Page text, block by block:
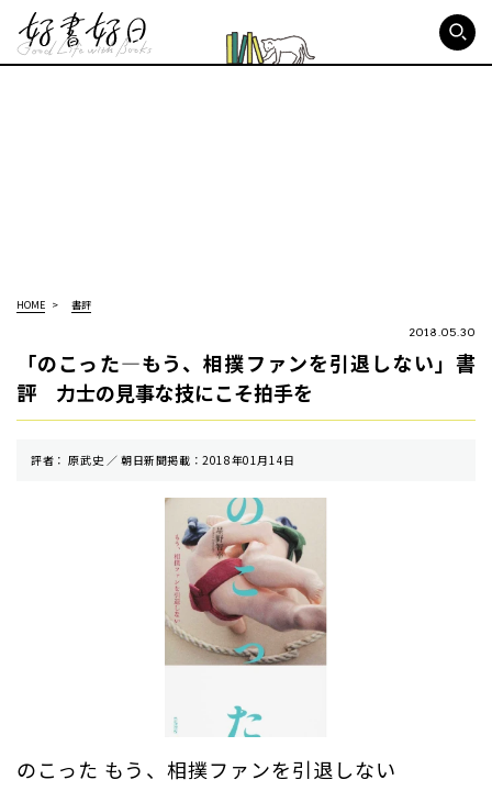
HOME 書評
2018.05.30
「のこった―もう、相撲ファンを引退しない」書
評 力士の見事な技にこそ拍手を
評者： 原武史 ／ 朝⽇新聞掲載：2018年01月14日
のこった もう、相撲ファンを引退しない